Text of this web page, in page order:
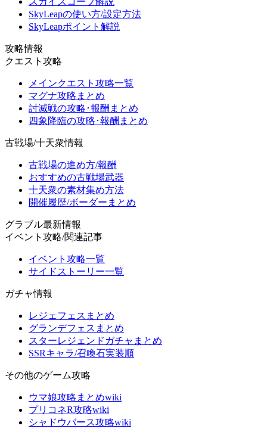
SkyLeapの使い方/設定方法
SkyLeapポイント解説
攻略情報
クエスト攻略
メインクエスト攻略一覧
マグナ攻略まとめ
討滅戦の攻略･報酬まとめ
四象降臨の攻略･報酬まとめ
古戦場/十天衆情報
古戦場の進め方/報酬
おすすめの古戦場武器
十天衆の素材集め方法
開催履歴/ボーダーまとめ
グラブル最新情報
イベント攻略/関連記事
イベント攻略一覧
サイドストーリー一覧
ガチャ情報
レジェフェスまとめ
グランデフェスまとめ
スターレジェンドガチャまとめ
SSRキャラ/召喚石実装順
その他のゲーム攻略
ウマ娘攻略まとめwiki
プリコネR攻略wiki
シャドウバース攻略wiki